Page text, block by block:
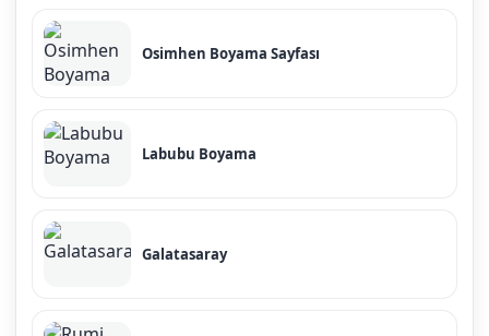
Osimhen Boyama Sayfası
Labubu Boyama
Galatasaray